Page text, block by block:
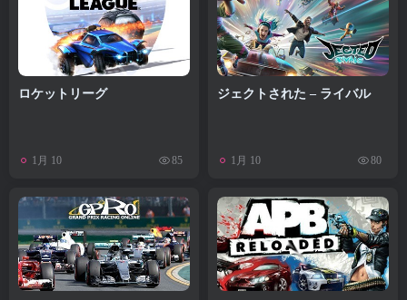
ロケットリーグ
1月 10 85
ジェクトされた – ライバル
1月 10 80